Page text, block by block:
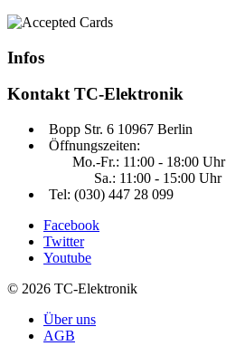
Infos
KontaktTC-Elektronik
Bopp Str. 6 10967 Berlin
Öffnungszeiten:
Mo.-Fr.: 11:00 - 18:00 Uhr
Sa.: 11:00 - 15:00 Uhr
Tel: (030) 447 28 099
Facebook
Twitter
Youtube
© 2026 TC-Elektronik
Über uns
AGB